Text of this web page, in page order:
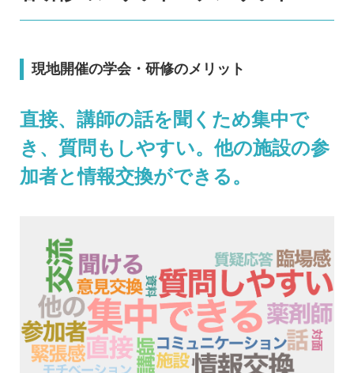
現地開催の学会・研修のメリット
直接、講師の話を聞くため集中で
き、質問もしやすい。他の施設の参
加者と情報交換ができる。